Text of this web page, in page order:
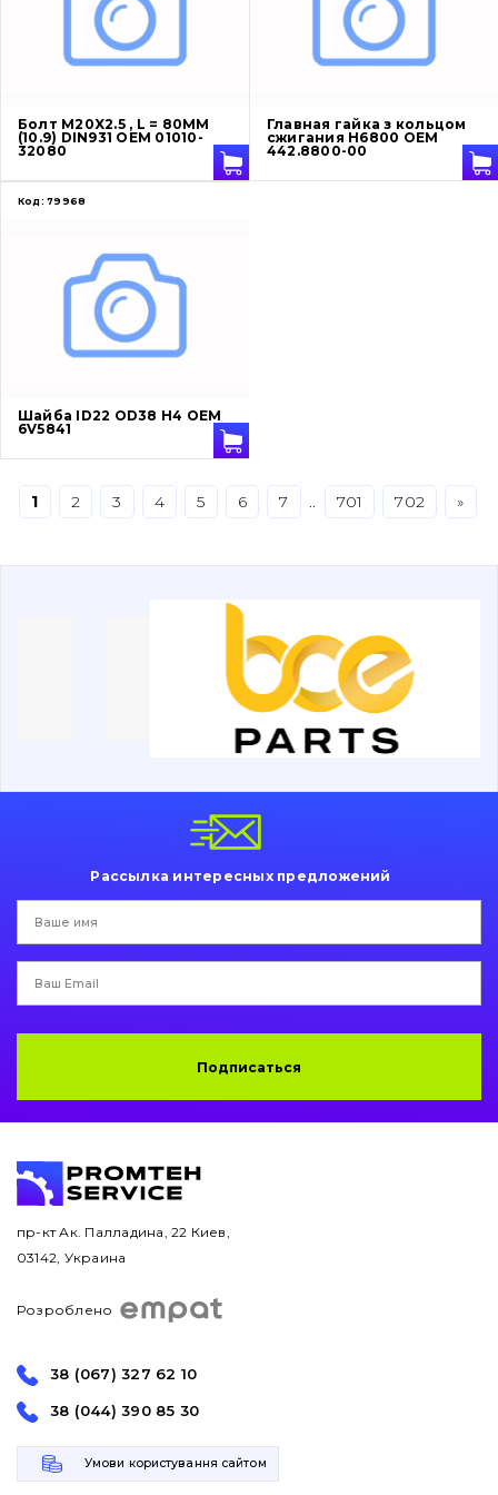
Ножи, режущие кромки
Защита (ковша, адаптера)
Гидравлика
Трансмиссия
Ковши
Буровой инструмент
Болт M20X2.5 , L = 80ММ
(10.9) DIN931 OEM 01010-
32080
Главная гайка з кольцом
сжигания H6800 OEM
442.8800-00
Код: 79968
Шайба ID22 OD38 H4 OEM
6V5841
1 2 3 4 5 6 7 .. 701 702 »
Рассылка интересных предложений
Подписаться
пр-кт Ак. Палладина, 22 Киев,
03142, Украина
Розроблено
38 (067) 327 62 10
38 (044) 390 85 30
Умови користування сайтом